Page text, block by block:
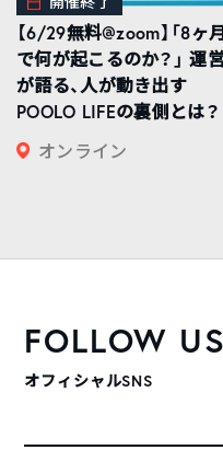
【6/29無料@zoom】「8ヶ
で何が起こるのか？」 運
が語る、人が動き出す
POOLO LIFEの裏側とは？
オンライン
FOLLOW US
オフィシャルSNS